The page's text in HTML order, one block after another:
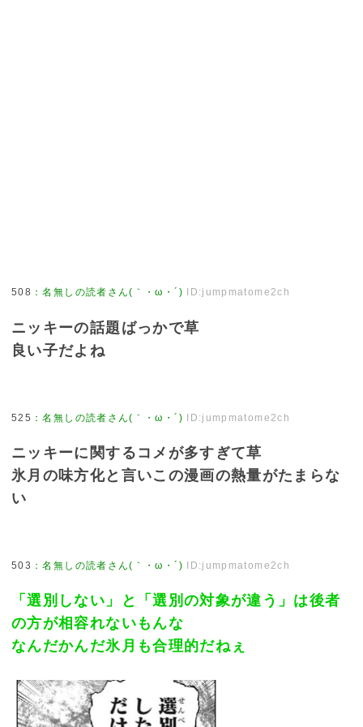
508 ：名無しの読者さん(｀・ω・´) ID:jumpmatome2ch
ニッキーの話題ばっかで草
良い子だよね
525 ：名無しの読者さん(｀・ω・´) ID:jumpmatome2ch
ニッキーに関するコメが多すぎて草
氷月の味方化と言いこの漫画の熱量がたまらな
い
503 ：名無しの読者さん(｀・ω・´) ID:jumpmatome2ch
「選別しない」と「選別の対象が違う」は後者
の方が相容れないもんな
なんだかんだ氷月も合理的だねぇ